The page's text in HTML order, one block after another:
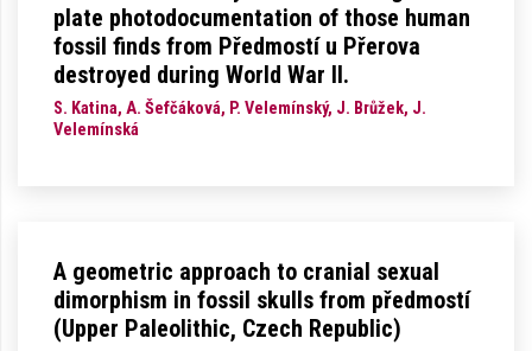
plate photodocumentation of those human
fossil finds from Předmostí u Přerova
destroyed during World War II.
S. Katina, A. Šefčáková, P. Velemínský, J. Brůžek, J.
Velemínská
A geometric approach to cranial sexual
dimorphism in fossil skulls from předmostí
(Upper Paleolithic, Czech Republic)